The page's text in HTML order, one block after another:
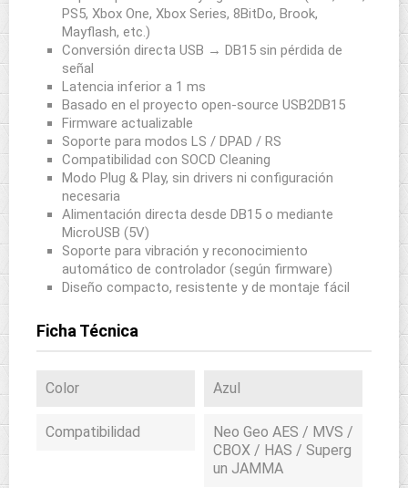
PS5, Xbox One, Xbox Series, 8BitDo, Brook,
Mayflash, etc.)
Conversión directa USB → DB15 sin pérdida de
señal
Latencia inferior a 1 ms
Basado en el proyecto open-source USB2DB15
Firmware actualizable
Soporte para modos LS / DPAD / RS
Compatibilidad con SOCD Cleaning
Modo Plug & Play, sin drivers ni configuración
necesaria
Alimentación directa desde DB15 o mediante
MicroUSB (5V)
Soporte para vibración y reconocimiento
automático de controlador (según firmware)
Diseño compacto, resistente y de montaje fácil
Ficha Técnica
Color Azul
Compatibilidad
Neo Geo AES / MVS /
CBOX / HAS / Superg
un JAMMA